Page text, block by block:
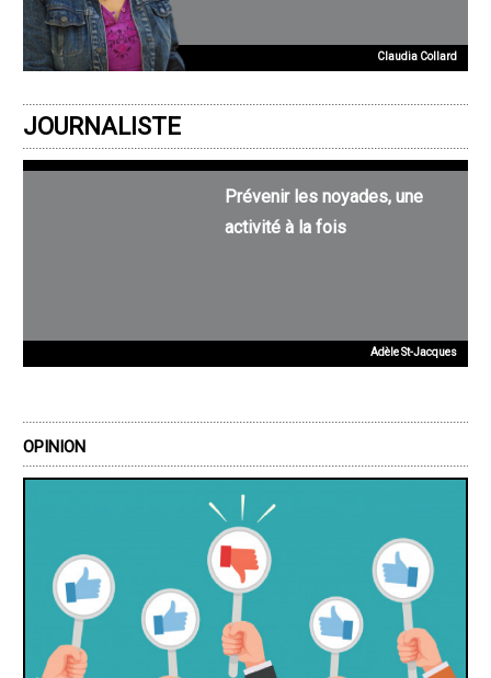
Claudia Collard
JOURNALISTE
Prévenir les noyades, une
activité à la fois
Adèle St-Jacques
OPINION